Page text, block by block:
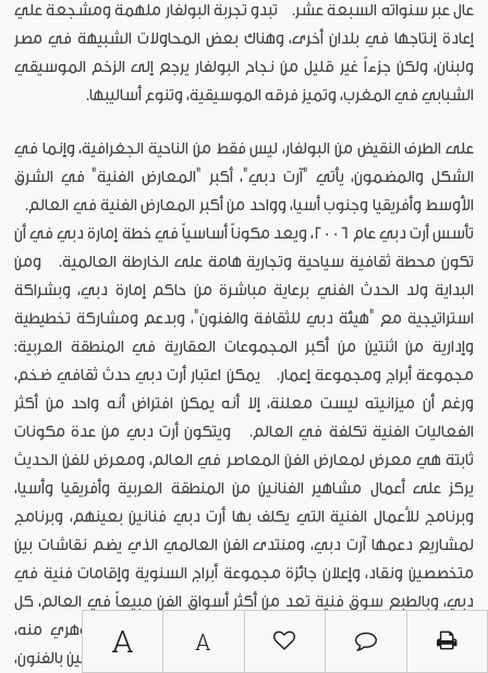
A A
عال عبر سنواته السبعة عشر. تبدو تجربة البولفار ملهمة ومشجعة علي
إعادة إنتاجها في بلدان أخرى، وهناك بعض المحاولات الشبيهة في مصر
ولبنان، ولكن جزءاً غير قليل من نجاح البولفار يرجع إلى الزخم الموسيقي
الشبابي في المغرب، وتميز فرقه الموسيقية، وتنوع أساليبها.
على الطرف النقيض من البولفار، ليس فقط من الناحية الجغرافية، وإنما في
الشكل والمضمون، يأتي "آرت دبي"، أكبر "المعارض الفنية" في الشرق
الأوسط وأفريقيا وجنوب أسيا، وواحد من أكبر المعارض الفنية في العالم.
تأسس أرت دبي عام 2006، ويعد مكوناً أساسياً في خطة إمارة دبي في أن
تكون محطة ثقافية سياحية وتجارية هامة على الخارطة العالمية. ومن
البداية ولد الحدث الفني برعاية مباشرة من حاكم إمارة دبي، وبشراكة
استراتيجية مع "هيئة دبي للثقافة والفنون"، وبدعم ومشاركة تخطيطية
وإدارية من اثنتين من أكبر المجموعات العقارية في المنطقة العربية:
مجموعة أبراج ومجموعة إعمار. يمكن اعتبار أرت دبي حدث ثقافي ضخم،
ورغم أن ميزانيته ليست معلنة، إلا أنه يمكن افتراض أنه واحد من أكثر
الفعاليات الفنية تكلفة في العالم. ويتكون أرت دبي من عدة مكونات
ثابتة هي معرض لمعارض الفن المعاصر في العالم، ومعرض للفن الحديث
يركز على أعمال مشاهير الفنانين من المنطقة العربية وأفريقيا وأسيا،
وبرنامج للأعمال الفنية التي يكلف بها أرت دبي فنانين بعينهم، وبرنامج
لمشاريع دعمها آرت دبي، ومنتدى الفن العالمي الذي يضم نقاشات بين
متخصصين ونقاد، وإعلان جائزة مجموعة أبراج السنوية وإقامات فنية في
دبي، وبالطبع سوق فنية تعد من أكثر أسواق الفن مبيعاً في العالم، كل
هذا في ثلاثة أيام فقط! الطبيعة التجارية للحدث جزء جوهري منه،
ويحسب له اجتذاب جمهور – أو زبائن – لم يكونوا من قبل مهتمين بالفنون،